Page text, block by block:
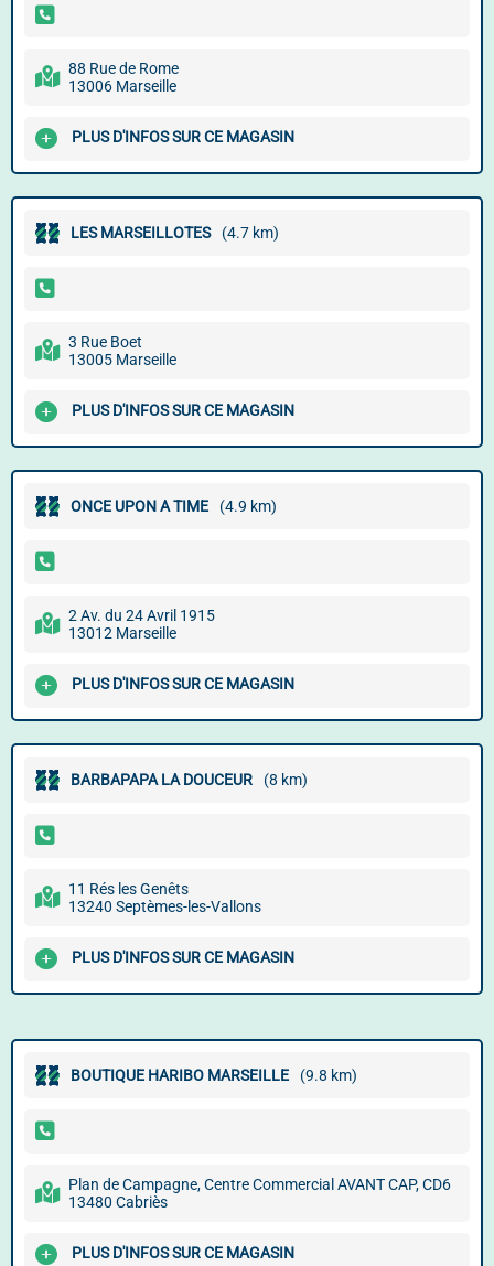
88 Rue de Rome
13006 Marseille
PLUS D'INFOS SUR CE MAGASIN
LES MARSEILLOTES (4.7 km)
3 Rue Boet
13005 Marseille
PLUS D'INFOS SUR CE MAGASIN
ONCE UPON A TIME (4.9 km)
2 Av. du 24 Avril 1915
13012 Marseille
PLUS D'INFOS SUR CE MAGASIN
BARBAPAPA LA DOUCEUR (8 km)
11 Rés les Genêts
13240 Septèmes-les-Vallons
PLUS D'INFOS SUR CE MAGASIN
BOUTIQUE HARIBO MARSEILLE (9.8 km)
Plan de Campagne, Centre Commercial AVANT CAP, CD6
13480 Cabriès
PLUS D'INFOS SUR CE MAGASIN